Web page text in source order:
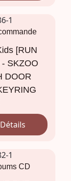
[RUN
SKZOO
DOOR
Détails
CD